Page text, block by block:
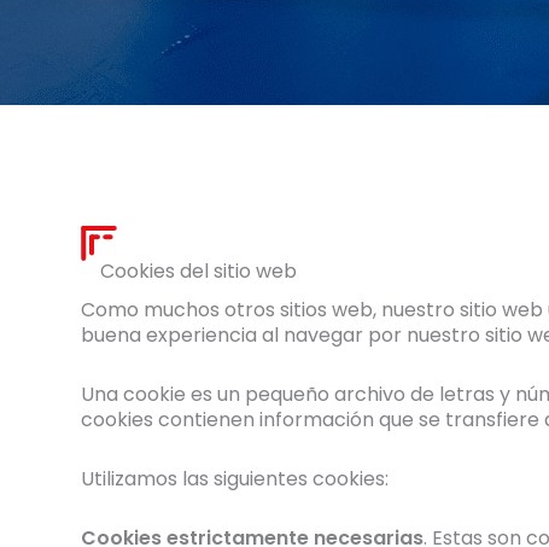
Cookies del sitio web
Como muchos otros sitios web, nuestro sitio
buena experiencia al navegar por nuestro sitio
Una cookie es un pequeño archivo de letras y
cookies contienen información que se
Utilizamos las siguientes cookies:
Cookies estrictamente necesarias. Estas son